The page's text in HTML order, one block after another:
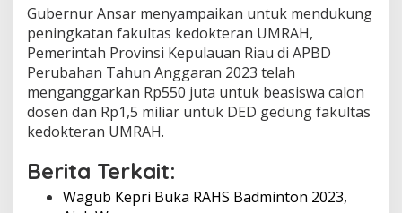
Gubernur Ansar menyampaikan untuk mendukung
peningkatan fakultas kedokteran UMRAH,
Pemerintah Provinsi Kepulauan Riau di APBD
Perubahan Tahun Anggaran 2023 telah
menganggarkan Rp550 juta untuk beasiswa calon
dosen dan Rp1,5 miliar untuk DED gedung fakultas
kedokteran UMRAH.
Berita Terkait:
Wagub Kepri Buka RAHS Badminton 2023,